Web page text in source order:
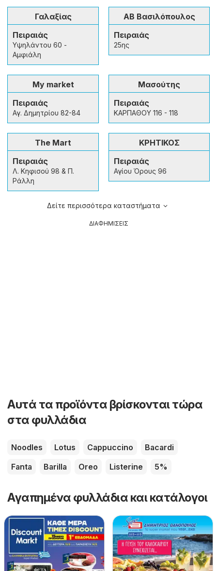
Γαλαξίας
Πειραιάς
Υψηλάντου 60 -
Αμφιάλη
ΑΒ Βασιλόπουλος
Πειραιάς
25ης
My market
Πειραιάς
Αγ. Δημητρίου 82-84
Μασούτης
Πειραιάς
ΚΑΡΠΑΘΟΥ 116 - 118
The Mart
Πειραιάς
Λ. Κηφισού 98 & Π.
Ράλλη
ΚΡΗΤΙΚΟΣ
Πειραιάς
Αγίου Όρους 96
Δείτε περισσότερα καταστήματα
ΔΙΑΦΗΜΙΣΕΙΣ
Αυτά τα προϊόντα βρίσκονται τώρα
στα φυλλάδια
Noodles Lotus Cappuccino
Bacardi
Fanta
Barilla Oreo Listerine 5%
Αγαπημένα φυλλάδια και κατάλογοι